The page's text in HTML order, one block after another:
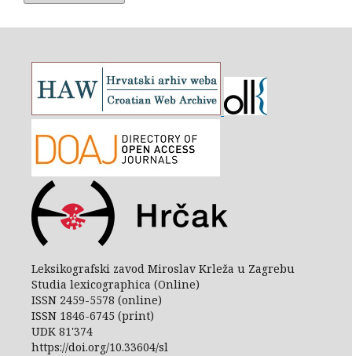
Leksikografski zavod Miroslav Krleža u Zagrebu
Studia lexicographica (Online)
ISSN 2459-5578 (online)
ISSN 1846-6745 (print)
UDK 81'374
https://doi.org/10.33604/sl